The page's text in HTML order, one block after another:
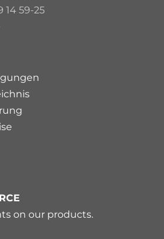
14 59-25
on our products.